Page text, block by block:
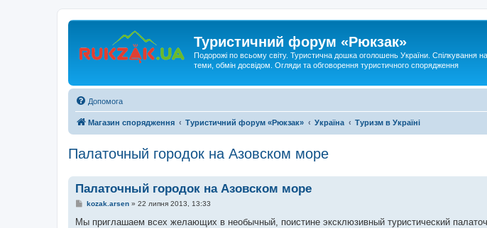
Туристичний форум «Рюкзак»
Подорожі по всьому світу. Туристична дошка оголошень України. Спілкування на
теми, обмін досвідом. Огляди та обговорення туристичного спорядження
Допомога
Магазин спорядження Туристичний форум «Рюкзак» Україна Туризм в Україні
Палаточный городок на Азовском море
Палаточный городок на Азовском море
П
в
kozak.arsen» 22 липня 2013, 13:33
Мы приглашаем всех желающих в необычный, поистине эксклюзивный туристический